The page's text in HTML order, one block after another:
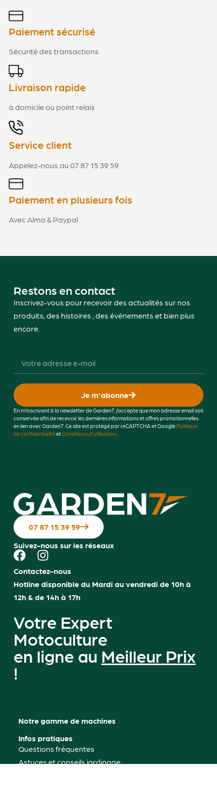
Paiement sécurisé
Sécurité des transactions
Livraison rapide
à domicile ou point relais
Service client
Appelez-nous au 07 87 15 39 59
Paiement en plusieurs fois
Avec Alma & Paypal
Restons en contact
Inscrivez-vous pour recevoir des actualités sur nos
produits, des histoires , des événements et bien plus
encore.
Je m'abonne
En m’inscrivant à la newsletter de Garden7, j’accepte que mon adresse email soit
conservée afin de recevoir les dernières informations et offres promotionnelles
en lien avec Garden7. Ce site est protégé par reCAPTCHA et GooglePolitique
de confidentialitéetConditions d'utilisation.
07 87 15 39 59
Suivez-nous sur les réseaux
Contactez-nous
Hotline disponible du Mardi au vendredi de 10h à
12h & de 14h à 17h
Votre Expert
Motoculture
en ligne au Meilleur Prix
!
Notre gamme de machines
Infos pratiques
Questions fréquentes
Astuces et conseils jardinage